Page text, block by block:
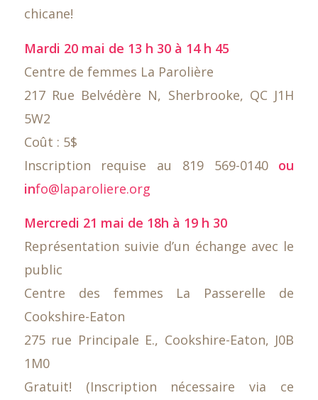
chicane!
Mardi 20 mai de 13 h 30 à 14 h 45
Centre de femmes La Parolière
217 Rue Belvédère N, Sherbrooke, QC J1H
5W2
Coût : 5$
Inscription requise au 819 569-0140 ou
info@laparoliere.org
Mercredi 21 mai de 18h à 19 h 30
Représentation suivie d’un échange avec le
public
Centre des femmes La Passerelle de
Cookshire-Eaton
275 rue Principale E., Cookshire-Eaton, J0B
1M0
Gratuit! (Inscription nécessaire via ce